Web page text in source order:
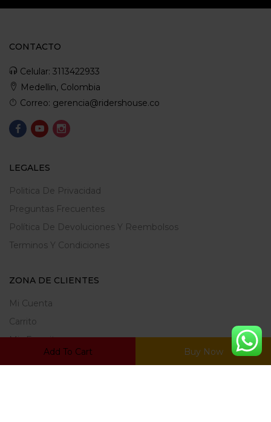
Add To Cart Buy Now
CONTACTO
Celular: 3113422933
Medellin, Colombia
Correo: gerencia@ridershouse.co
LEGALES
Politica De Privacidad
Preguntas Frecuentes
Política De Devoluciones Y Reembolsos
Terminos Y Condiciones
ZONA DE CLIENTES
Mi Cuenta
Carrito
Mis Favoritos
Ratrear Pedido